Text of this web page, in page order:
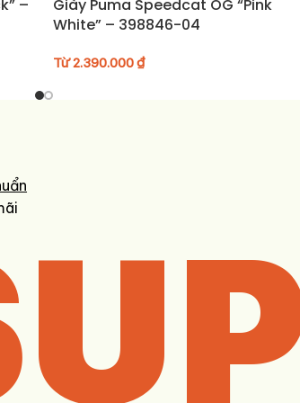
–
Giày Puma Speedcat OG “Pink
White” – 398846-04
Từ2.390.000₫